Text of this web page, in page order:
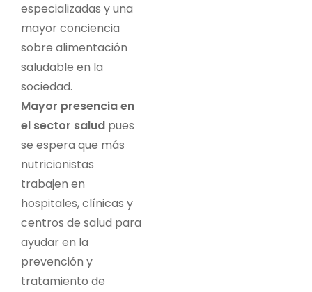
especializadas y una
mayor conciencia
sobre alimentación
saludable en la
sociedad.
Mayor presencia en
el sector salud pues
se espera que más
nutricionistas
trabajen en
hospitales, clínicas y
centros de salud para
ayudar en la
prevención y
tratamiento de